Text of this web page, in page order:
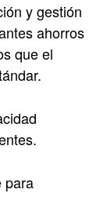
y gestión
ahorros
que el
para